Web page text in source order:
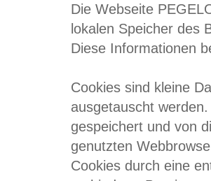
Die Webseite
lokalen Speicher des
Diese Informationen
Cookies sind kleine
ausgetauscht
gespeichert und von
genutzten
Cookies durch eine